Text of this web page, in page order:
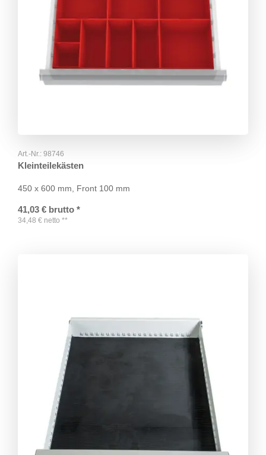
Art.-Nr.: 98746
Kleinteilekästen
450 x 600 mm, Front 100 mm
41,03 € brutto *
34,48 € netto **